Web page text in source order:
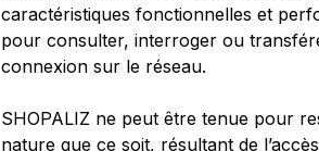
caractéristiques fonctionnelles et
pour consulter, interroger ou
connexion sur le réseau.
SHOPALIZ ne peut être tenue pour
nature que ce soit, résultant de